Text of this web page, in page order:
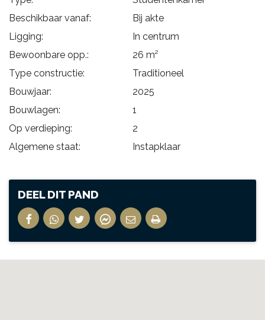
Beschikbaar vanaf:
Bij akte
Ligging:
In centrum
Bewoonbare opp.:
26 m²
Type constructie:
Traditioneel
Bouwjaar:
2025
Bouwlagen:
1
Op verdieping:
2
Algemene staat:
Instapklaar
DEEL DIT PAND